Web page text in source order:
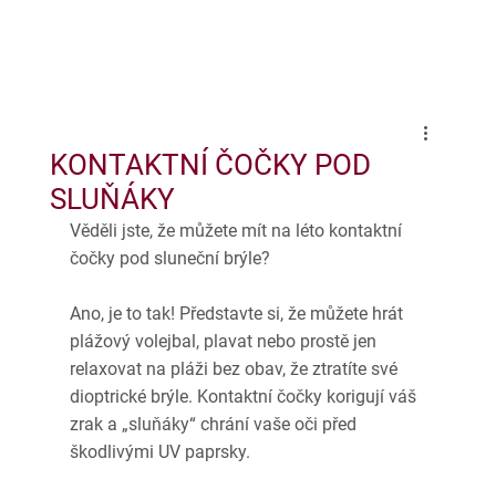
KONTAKTNÍ ČOČKY POD
SLUŇÁKY
Věděli jste, že můžete mít na léto kontaktní
čočky pod sluneční brýle?
Ano, je to tak! Představte si, že můžete hrát
plážový volejbal, plavat nebo prostě jen
relaxovat na pláži bez obav, že ztratíte své
dioptrické brýle. Kontaktní čočky korigují váš
zrak a „sluňáky“ chrání vaše oči před
škodlivými UV paprsky.